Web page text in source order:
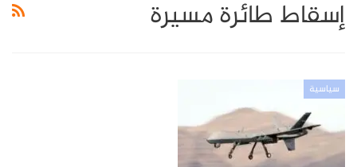
إسقاط طائرة مسيرة
سياسية